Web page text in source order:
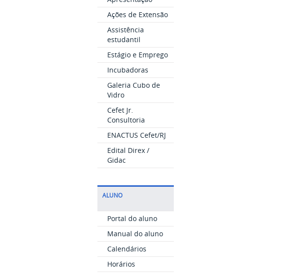
Ações de Extensão
Assistência
estudantil
Estágio e Emprego
Incubadoras
Galeria Cubo de
Vidro
Cefet Jr.
Consultoria
ENACTUS Cefet/RJ
Edital Direx /
Gidac
ALUNO
Portal do aluno
Manual do aluno
Calendários
Horários